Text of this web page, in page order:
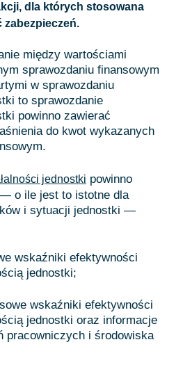
dla których stosowana
między wartościami
sprawozdaniu finansowym
w sprawozdaniu
to sprawozdanie
powinno zawierać
do kwot wykazanych
jednostki powinno
o ile jest to istotne dla
i sytuacji jednostki —
wskaźniki efektywności
jednostki;
wskaźniki efektywności
jednostki oraz informacje
pracowniczych i środowiska